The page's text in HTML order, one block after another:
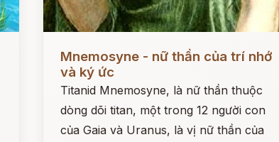
Mnemosyne - nữ thần của trí nhớ
và ký ức
Titanid Mnemosyne, là nữ thần thuộc
dòng dõi titan, một trong 12 người con
của Gaia và Uranus, là vị nữ thần của